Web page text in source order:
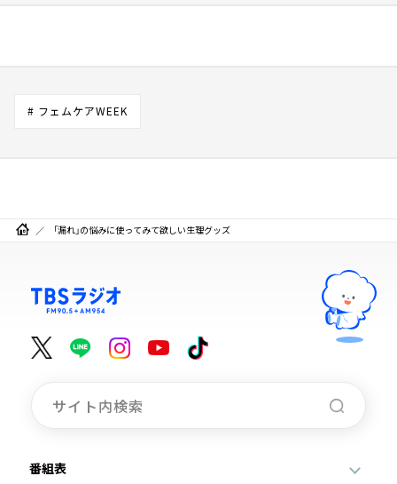
# フェムケアWEEK
「漏れ」の悩みに使ってみて欲しい生理グッズ
番組表